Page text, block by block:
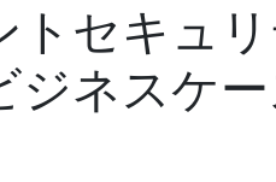
トセキュ
ジネスケ